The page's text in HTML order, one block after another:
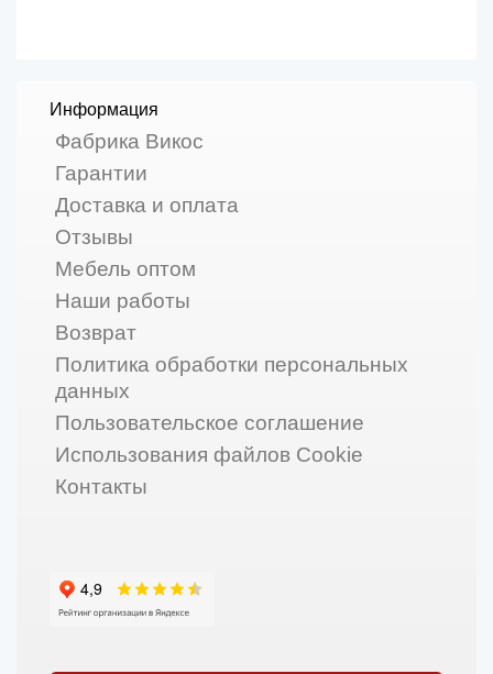
Информация
Фабрика Викос
Гарантии
Доставка и оплата
Отзывы
Мебель оптом
Наши работы
Возврат
Политика обработки персональных
данных
Пользовательское соглашение
Использования файлов Cookie
Контакты